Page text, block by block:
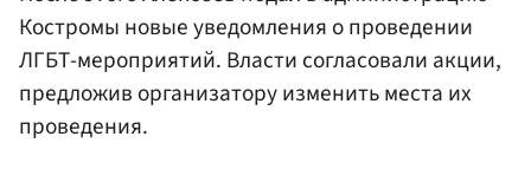
Костромы новые уведомления о проведении
ЛГБТ-мероприятий. Власти согласовали акции,
предложив организатору изменить места их
проведения.